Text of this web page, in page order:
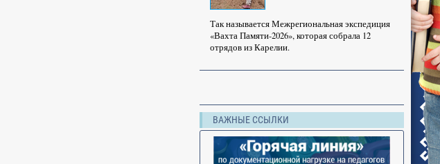
Так называется Межрегиональная экспедиция
«Вахта Памяти-2026», которая собрала 12
отрядов из Карелии.
ВАЖНЫЕ ССЫЛКИ